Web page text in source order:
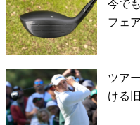
今で
フェ
ツア
ける